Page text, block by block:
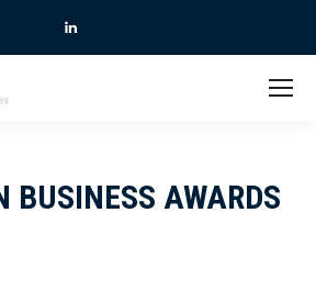
BUSINESS AWARDS